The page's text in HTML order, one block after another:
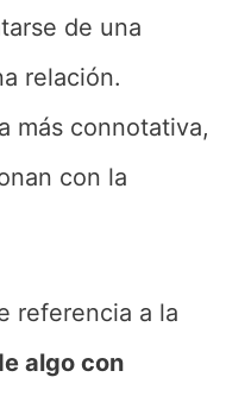
de una
relación.
más connotativa,
con la
referencia a la
algo con